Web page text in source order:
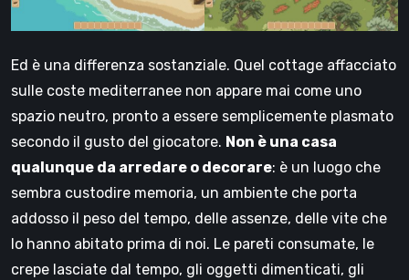
Ed è una differenza sostanziale. Quel cottage affacciato
sulle coste mediterranee non appare mai come uno
spazio neutro, pronto a essere semplicemente plasmato
secondo il gusto del giocatore. Non è una casa
qualunque da arredare o decorare: è un luogo che
sembra custodire memoria, un ambiente che porta
addosso il peso del tempo, delle assenze, delle vite che
lo hanno abitato prima di noi. Le pareti consumate, le
crepe lasciate dal tempo, gli oggetti dimenticati, gli